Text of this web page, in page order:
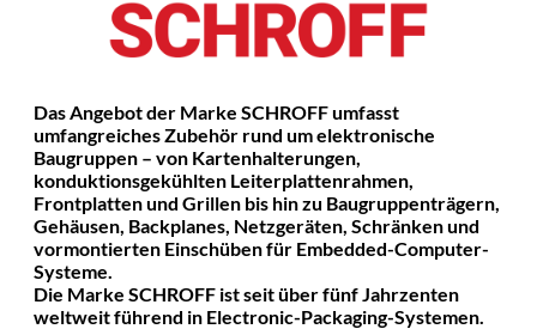
Das Angebot der Marke SCHROFF umfasst
umfangreiches Zubehör rund um elektronische
Baugruppen – von Kartenhalterungen,
konduktionsgekühlten Leiterplattenrahmen,
Frontplatten und Grillen bis hin zu Baugruppenträgern,
Gehäusen, Backplanes, Netzgeräten, Schränken und
vormontierten Einschüben für Embedded-Computer-
Systeme.
Die Marke SCHROFF ist seit über fünf Jahrzenten
weltweit führend in Electronic-Packaging-Systemen.